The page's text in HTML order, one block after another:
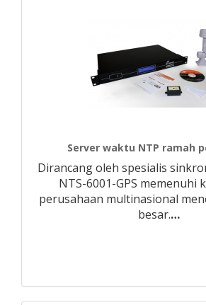
Server waktu NTP ramah
Dirancang oleh spesialis
NTS-6001-GPS memenuhi
perusahaan multinasional
besar.…